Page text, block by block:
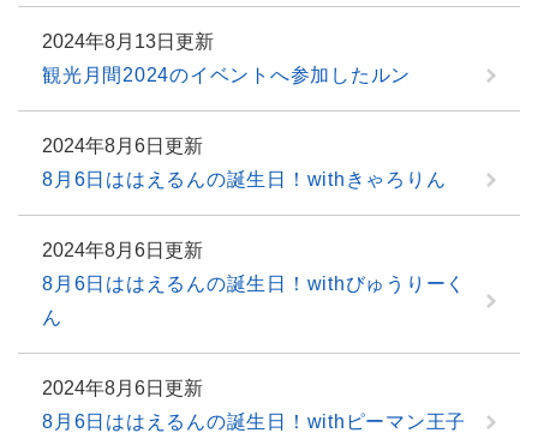
2024年8月13日更新
観光月間2024のイベントへ参加したルン
2024年8月6日更新
8月6日ははえるんの誕生日！withきゃろりん
2024年8月6日更新
8月6日ははえるんの誕生日！withびゅうりーく
ん
2024年8月6日更新
8月6日ははえるんの誕生日！withピーマン王子